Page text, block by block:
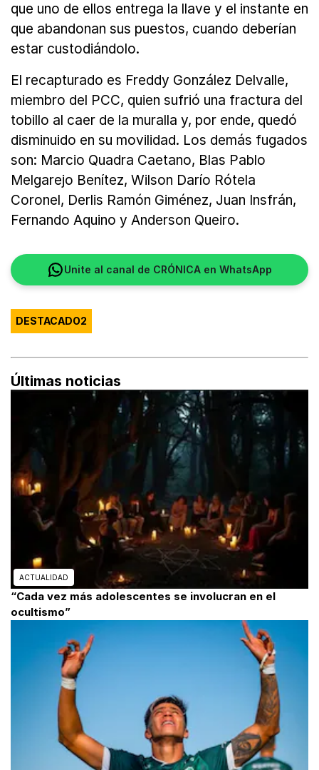
que uno de ellos entrega la llave y el instante en
que abandonan sus puestos, cuando deberían
estar custodiándolo.
El recapturado es Freddy González Delvalle,
miembro del PCC, quien sufrió una fractura del
tobillo al caer de la muralla y, por ende, quedó
disminuido en su movilidad. Los demás fugados
son: Marcio Quadra Caetano, Blas Pablo
Melgarejo Benítez, Wilson Darío Rótela
Coronel, Derlis Ramón Giménez, Juan Insfrán,
Fernando Aquino y Anderson Queiro.
Unite al canal de CRÓNICA en WhatsApp
DESTACADO2
Últimas noticias
ACTUALIDAD
“Cada vez más adolescentes se involucran en el
ocultismo”